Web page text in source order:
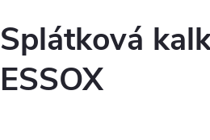
Splátková
ESSOX